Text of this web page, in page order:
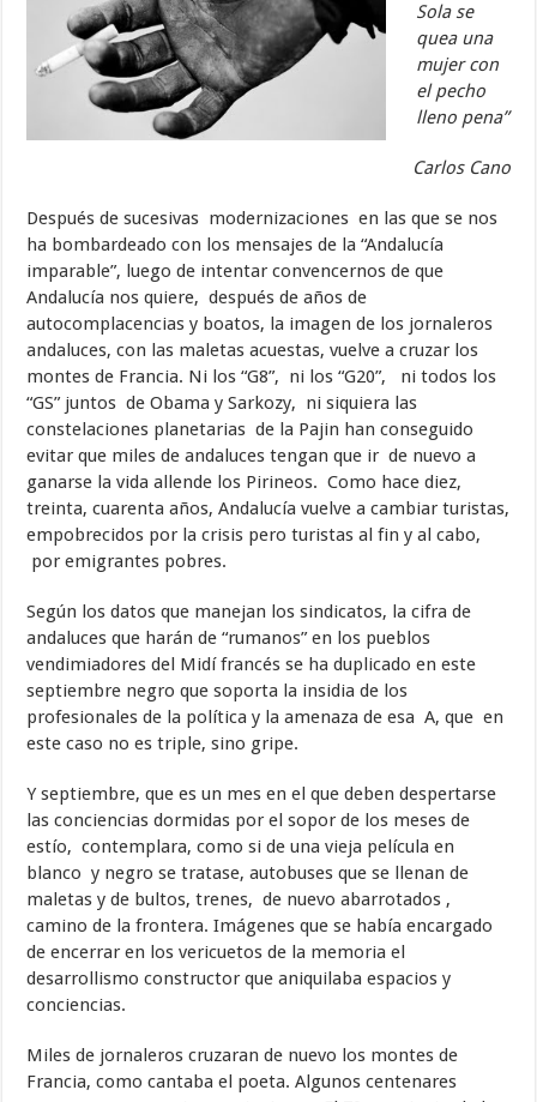
Sola se
quea una
mujer con
el pecho
lleno pena”
Carlos Cano
Después de sucesivas modernizaciones en las que se nos
ha bombardeado con los mensajes de la “Andalucía
imparable”, luego de intentar convencernos de que
Andalucía nos quiere, después de años de
autocomplacencias y boatos, la imagen de los jornaleros
andaluces, con las maletas acuestas, vuelve a cruzar los
montes de Francia. Ni los “G8”, ni los “G20”, ni todos los
“GS” juntos de Obama y Sarkozy, ni siquiera las
constelaciones planetarias de la Pajin han conseguido
evitar que miles de andaluces tengan que ir de nuevo a
ganarse la vida allende los Pirineos. Como hace diez,
treinta, cuarenta años, Andalucía vuelve a cambiar turistas,
empobrecidos por la crisis pero turistas al fin y al cabo,
por emigrantes pobres.
Según los datos que manejan los sindicatos, la cifra de
andaluces que harán de “rumanos” en los pueblos
vendimiadores del Midí francés se ha duplicado en este
septiembre negro que soporta la insidia de los
profesionales de la política y la amenaza de esa A, que en
este caso no es triple, sino gripe.
Y septiembre, que es un mes en el que deben despertarse
las conciencias dormidas por el sopor de los meses de
estío, contemplara, como si de una vieja película en
blanco y negro se tratase, autobuses que se llenan de
maletas y de bultos, trenes, de nuevo abarrotados ,
camino de la frontera. Imágenes que se había encargado
de encerrar en los vericuetos de la memoria el
desarrollismo constructor que aniquilaba espacios y
conciencias.
Miles de jornaleros cruzaran de nuevo los montes de
Francia, como cantaba el poeta. Algunos centenares